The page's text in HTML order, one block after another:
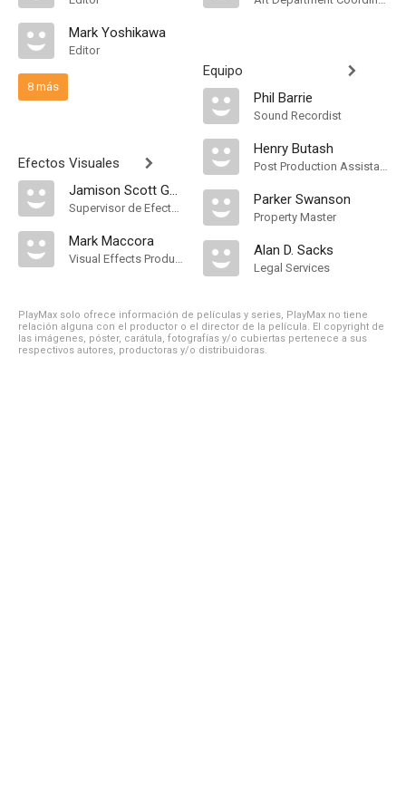
Mark Yoshikawa
Editor
8 más
Efectos Visuales
Jamison Scott Goei
Supervisor de Efectos Visuales
Mark Maccora
Visual Effects Producer
Equipo
Phil Barrie
Sound Recordist
Henry Butash
Post Production Assistant
Parker Swanson
Property Master
Alan D. Sacks
Legal Services
PlayMax solo ofrece información de películas y series, PlayMax no tiene
relación alguna con el productor o el director de la película. El copyright de
las imágenes, póster, carátula, fotografías y/o cubiertas pertenece a sus
respectivos autores, productoras y/o distribuidoras.